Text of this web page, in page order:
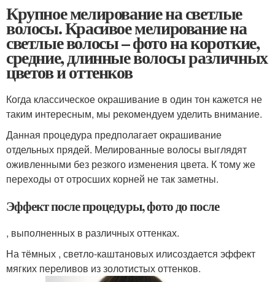
Крупное мелирование на светлые
волосы. Красивое мелирование на
светлые волосы – фото на короткие,
средние, длинные волосы различных
цветов и оттенков
Когда классическое окрашивание в один тон кажется не
таким интересным, мы рекомендуем уделить внимание.
Данная процедура предполагает окрашивание
отдельных прядей. Мелированные волосы выглядят
оживленными без резкого изменения цвета. К тому же
переходы от отросших корней не так заметны.
Эффект после процедуры, фото до после
, выполненных в различных оттенках.
На тёмных , светло-каштановых илисоздается эффект
мягких переливов из золотистых оттенков.